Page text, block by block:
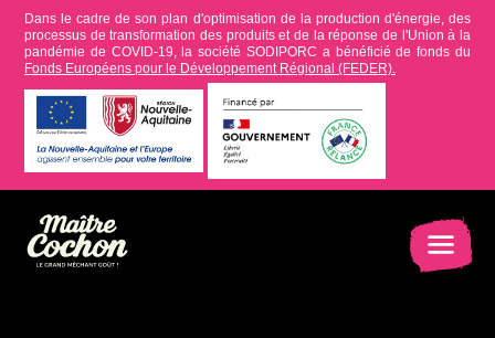
Dans le cadre de son plan d'optimisation de la production d'énergie, des
processus de transformation des produits et de la réponse de l'Union à la
pandémie de COVID-19, la société SODIPORC a bénéficié de fonds du
Fonds Européens pour le Développement Régional (FEDER).